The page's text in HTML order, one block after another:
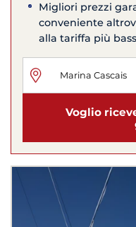
Migliori prezzi
conveniente
alla tariffa più
Voglio